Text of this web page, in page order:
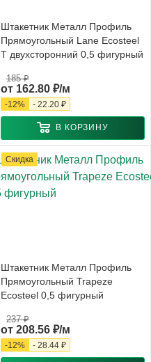
Штакетник Металл Профиль
Прямоугольный Lane Ecosteel
T двухсторонний 0,5 фигурный
от 162.80 ₽/м
185 ₽
-12% - 22.20 ₽
В КОРЗИНУ
Скидка
Штакетник Металл Профиль
Прямоугольный Trapeze
Ecosteel 0,5 фигурный
от 208.56 ₽/м
237 ₽
-12% - 28.44 ₽